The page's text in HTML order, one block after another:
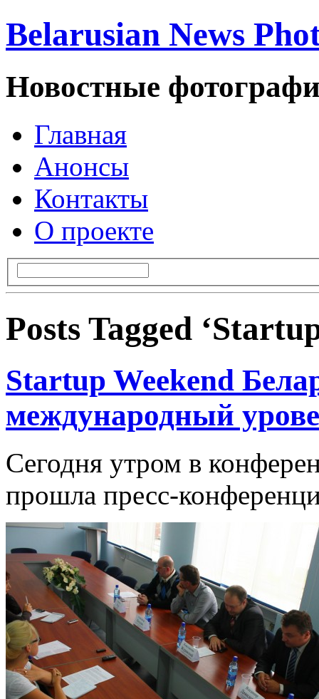
Belarusian News
Новостные
Главная
Анонсы
Контакты
О проекте
Posts Tagged
Startup Weekend
международный
Сегодня утром в
прошла пресс-